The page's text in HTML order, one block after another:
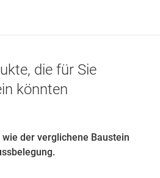
die für Sie
könnten
der verglichene Baustein